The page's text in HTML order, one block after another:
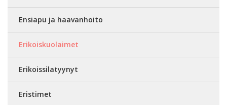
Ensiapu ja haavanhoito
Erikoiskuolaimet
Erikoissilatyynyt
Eristimet